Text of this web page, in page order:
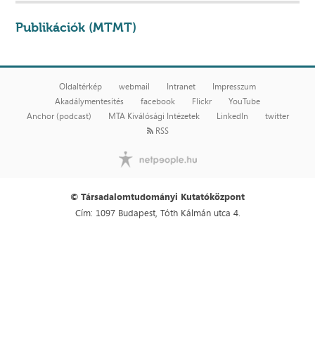
Publikációk (MTMT)
Oldaltérkép webmail Intranet
Impresszum
Akadálymentesítés
facebook Flickr
YouTube
Anchor (podcast)
MTA Kiválósági Intézetek LinkedIn
twitter
RSS
© Társadalomtudományi Kutatóközpont
Cím: 1097 Budapest, Tóth Kálmán utca 4.